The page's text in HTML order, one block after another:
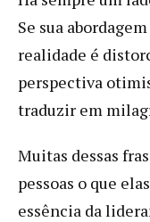
Se sua
realidade é
perspectiva
traduzir em
Muitas dessas
pessoas o que
essência da